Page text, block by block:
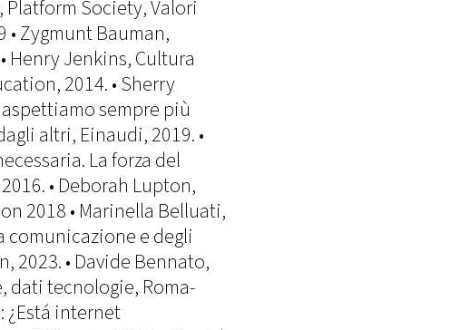
Platform Society, Valori
Zygmunt Bauman,
Henry Jenkins, Cultura
2014. • Sherry
sempre più
altri, Einaudi, 2019. •
La forza del
• Deborah Lupton,
2018 • Marinella Belluati,
e degli
2023. • Davide Bennato,
dati tecnologie, Roma-
¿Está internet